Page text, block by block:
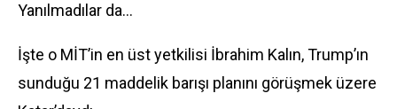
Yanılmadılar da…
İşte o MİT’in en üst yetkilisi İbrahim Kalın, Trump’ın
sunduğu 21 maddelik barışı planını görüşmek üzere